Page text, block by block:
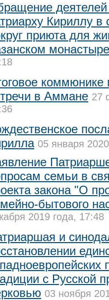
деятелей
Кириллу в
приюта для
в Аммане 27
05 января
семьи в
закона "О
бытового
2019 года, 17:48
и
с Русской
03 ноября